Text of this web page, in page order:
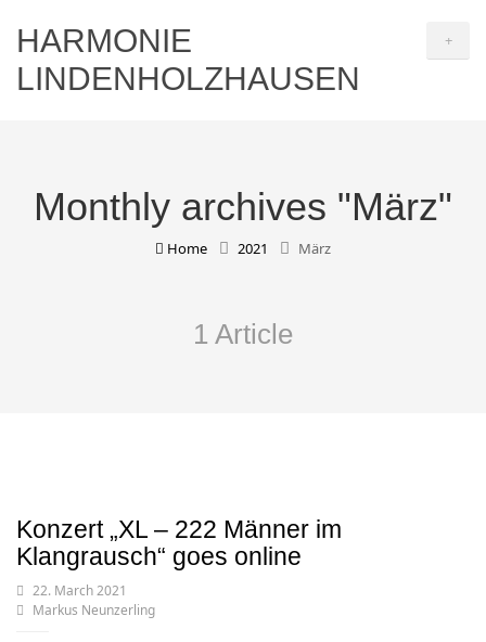
+
HARMONIE
LINDENHOLZHAUSEN
Monthly archives "März"
Home 2021 März
1 Article
Konzert „XL – 222 Männer im
Klangrausch“ goes online
22. March 2021
Markus Neunzerling